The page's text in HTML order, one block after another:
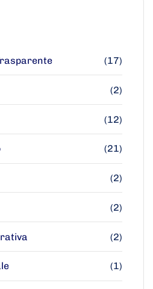
(17)
(2)
(12)
(21)
(2)
(2)
(2)
(1)